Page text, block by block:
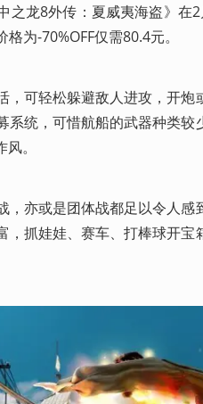
之龙8外传：夏威夷海盗》在
为-70%OFF仅需80.4元。
可轻松躲避敌人进攻，开炮
统，可惜航船的武器种类较
。
亦或是团体战都足以令人感
抓娃娃、赛车、打棒球开宝